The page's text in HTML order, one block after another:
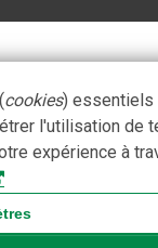
cookies) essentiels
l'utilisation de
expérience à